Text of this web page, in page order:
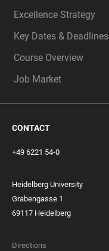
Excellence Strategy
Key Dates & Deadlines
Course Overview
Job Market
CONTACT
+49 6221 54-0
Heidelberg University
Grabengasse 1
69117 Heidelberg
Directions